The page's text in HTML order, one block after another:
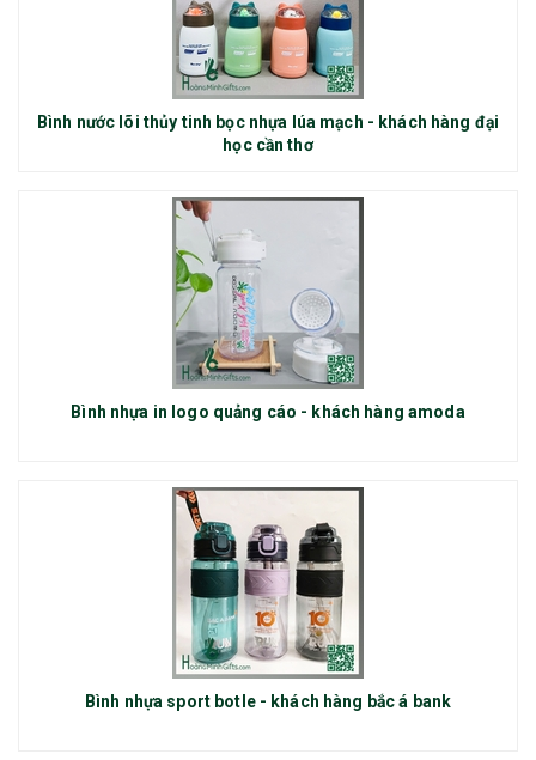
Bình nước lõi thủy tinh bọc nhựa lúa mạch - khách hàng đại
học cần thơ
Bình nhựa in logo quảng cáo - khách hàng amoda
Bình nhựa sport botle - khách hàng bắc á bank